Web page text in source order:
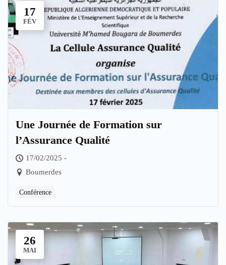
17
FÉV
Une Journée de Formation sur
l’Assurance Qualité
17/02/2025 -
Boumerdes
Conférence
26
MAI